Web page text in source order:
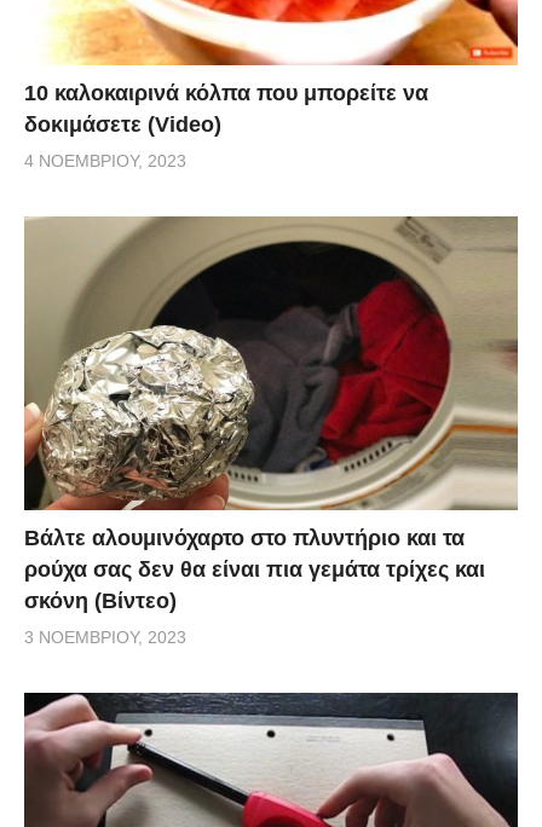
10 καλοκαιρινά κόλπα που μπορείτε να
δοκιμάσετε (Video)
4 ΝΟΕΜΒΡΊΟΥ, 2023
Βάλτε αλουμινόχαρτο στο πλυντήριο και τα
ρούχα σας δεν θα είναι πια γεμάτα τρίχες και
σκόνη (Βίντεο)
3 ΝΟΕΜΒΡΊΟΥ, 2023